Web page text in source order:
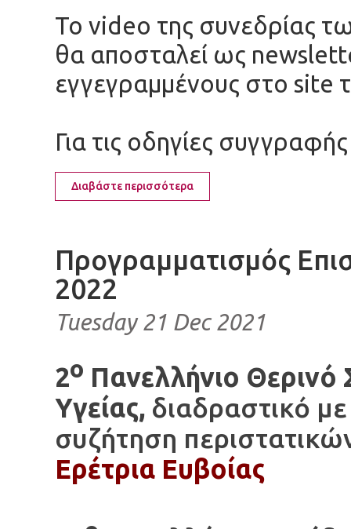
Το video της συνεδρίας
θα αποσταλεί ως
εγγεγραμμένους στο site
Για τις οδηγίες
Διαβάστε περισσότερα
Προγραμματισμός
2022
Tuesday 21 Dec 2021
2ο Πανελλήνιο
Υγείας, διαδραστικό
συζήτηση
Ερέτρια Ευβοίας